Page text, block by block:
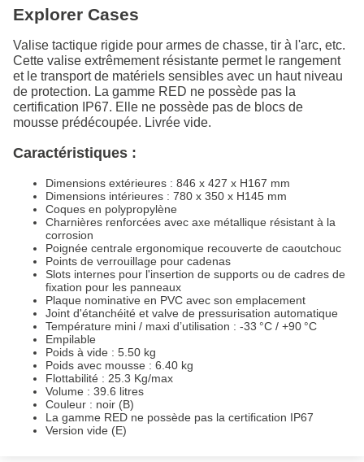
Explorer Cases
Valise tactique rigide pour armes de chasse, tir à l'arc, etc.
Cette valise extrêmement résistante permet le rangement
et le transport de matériels sensibles avec un haut niveau
de protection. La gamme RED ne possède pas la
certification IP67. Elle ne possède pas de blocs de
mousse prédécoupée. Livrée vide.
Caractéristiques :
Dimensions extérieures : 846 x 427 x H167 mm
Dimensions intérieures : 780 x 350 x H145 mm
Coques en polypropylène
Charnières renforcées avec axe métallique résistant à la
corrosion
Poignée centrale ergonomique recouverte de caoutchouc
Points de verrouillage pour cadenas
Slots internes pour l'insertion de supports ou de cadres de
fixation pour les panneaux
Plaque nominative en PVC avec son emplacement
Joint d'étanchéité et valve de pressurisation automatique
Température mini / maxi d’utilisation : -33 °C / +90 °C
Empilable
Poids à vide : 5.50 kg
Poids avec mousse : 6.40 kg
Flottabilité : 25.3 Kg/max
Volume : 39.6 litres
Couleur : noir (B)
La gamme RED ne possède pas la certification IP67
Version vide (E)